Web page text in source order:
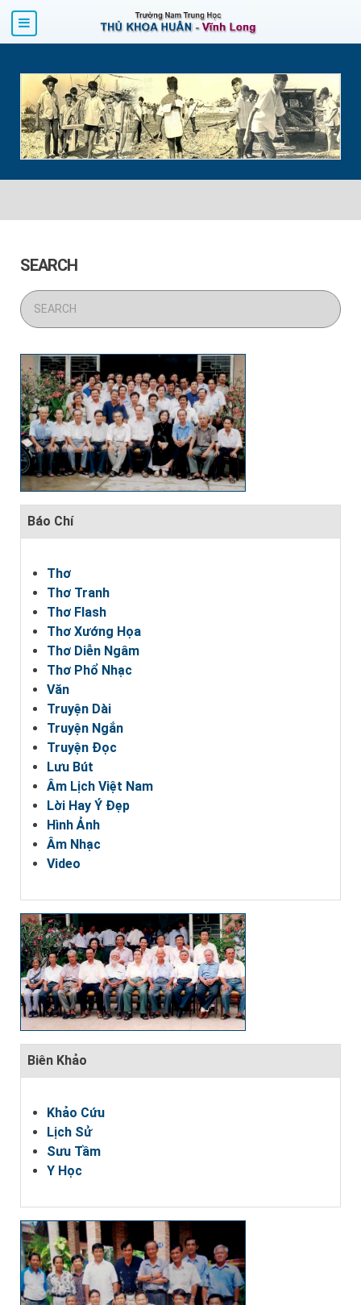
SEARCH
Báo Chí
Thơ
Thơ Tranh
Thơ Flash
Thơ Xướng Họa
Thơ Diễn Ngâm
Thơ Phổ Nhạc
Văn
Truyện Dài
Truyện Ngắn
Truyện Đọc
Lưu Bút
Âm Lịch Việt Nam
Lời Hay Ý Đẹp
Hình Ảnh
Âm Nhạc
Video
Biên Khảo
Khảo Cứu
Lịch Sử
Sưu Tầm
Y Học